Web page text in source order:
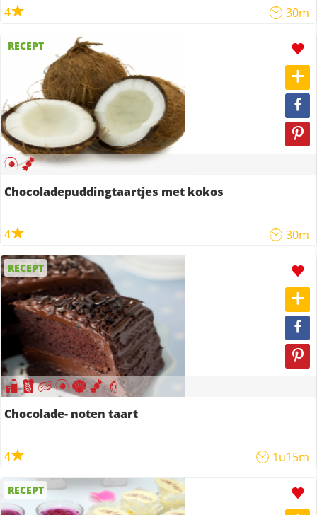
4 30m
RECEPT
Chocoladepuddingtaartjes met kokos
4 30m
RECEPT
Chocolade- noten taart
4 1u15m
RECEPT